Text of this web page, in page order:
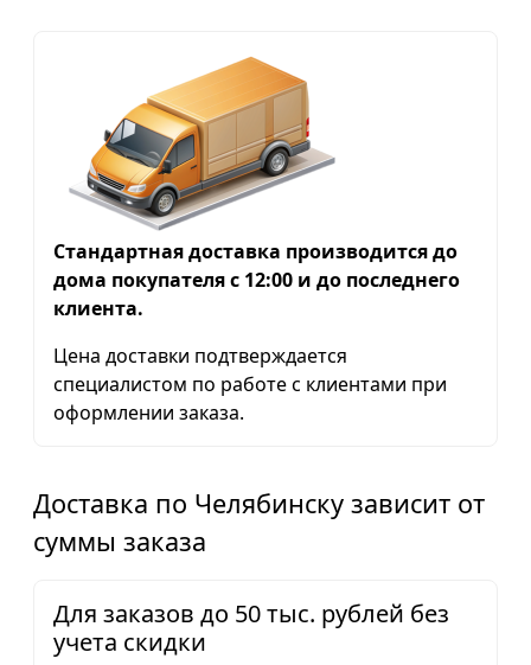
Стандартная доставка производится до
дома покупателя с 12:00 и до последнего
клиента.
Цена доставки подтверждается
специалистом по работе с клиентами при
оформлении заказа.
Доставка по Челябинску зависит от
суммы заказа
Для заказов до 50 тыс. рублей без
учета скидки